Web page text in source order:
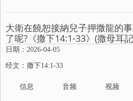
大衛在饒恕接納兒子押撒龍的
了呢?《撒下14:1-33》(撒母耳
日期：2026-04-05
经文：撒下14:1-33
信息 音频 视频